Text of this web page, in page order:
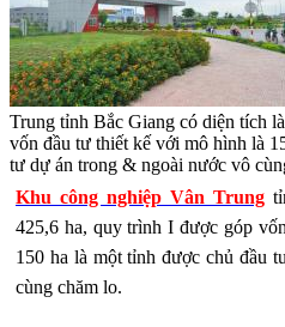
Trung tỉnh Bắc Giang có diện tích
vốn đầu tư thiết kế với mô hình là
tư dự án trong & ngoài nước vô
Khu công nghiệp Vân Trung
425,6 ha, quy trình I được góp
150 ha là một tỉnh được chủ đầu
cùng chăm lo.